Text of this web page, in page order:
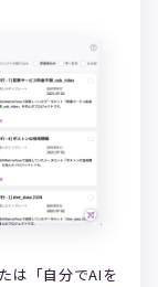
は「自分でAIを